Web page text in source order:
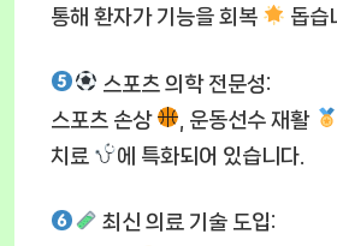
통해 환자가 기능을 회복
돕습
스포츠 의학 전문성:
스포츠 손상
, 운동선수 재활
치료
에 특화되어 있습니다.
최신 의료 기술 도입: